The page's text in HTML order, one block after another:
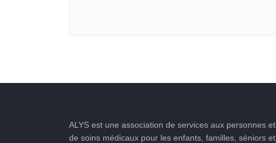
ALYS est une association de services aux personnes et
de soins médicaux pour les enfants, familles, séniors et